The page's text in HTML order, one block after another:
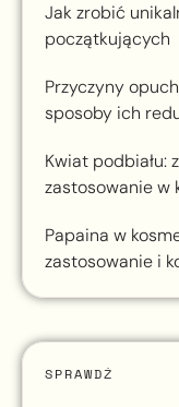
Jak zrobić
początkujących
Przyczyny
sposoby ich
Kwiat podbiału:
zastosowanie w
Papaina w
zastosowanie i
SPRAWDŹ